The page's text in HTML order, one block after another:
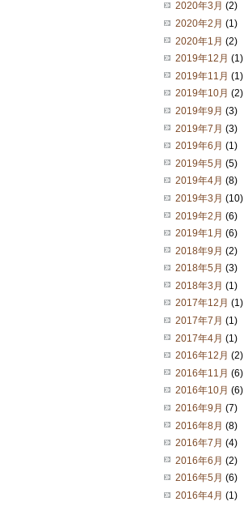
2020年3月 (2)
2020年2月 (1)
2020年1月 (2)
2019年12月 (1)
2019年11月 (1)
2019年10月 (2)
2019年9月 (3)
2019年7月 (3)
2019年6月 (1)
2019年5月 (5)
2019年4月 (8)
2019年3月 (10)
2019年2月 (6)
2019年1月 (6)
2018年9月 (2)
2018年5月 (3)
2018年3月 (1)
2017年12月 (1)
2017年7月 (1)
2017年4月 (1)
2016年12月 (2)
2016年11月 (6)
2016年10月 (6)
2016年9月 (7)
2016年8月 (8)
2016年7月 (4)
2016年6月 (2)
2016年5月 (6)
2016年4月 (1)